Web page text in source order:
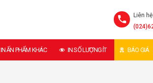
Liên
IN ẤN PHẨM KHÁC IN SỐ LƯỢNG ÍT BÁO GIÁ